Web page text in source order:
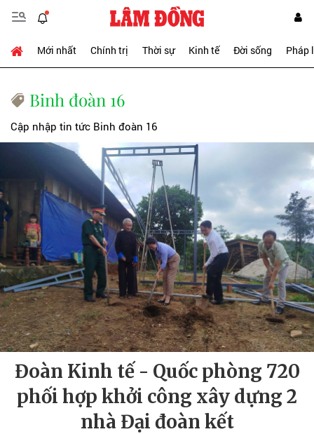
Mới nhất Chính trị Thời sự Kinh tế Đời sống Pháp
Binh đoàn 16
Cập nhập tin tức Binh đoàn 16
Đoàn Kinh tế - Quốc phòng 720
phối hợp khởi công xây dựng 2
nhà Đại đoàn kết